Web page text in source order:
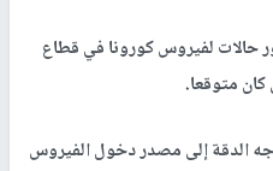
لفيروس كورونا في قطاع
متوقعا.
الدقة إلى مصدر دخول الفيروس